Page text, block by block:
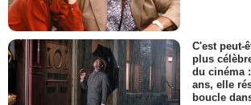
C'est peut-
plus
du cinéma
ans, elle
boucle